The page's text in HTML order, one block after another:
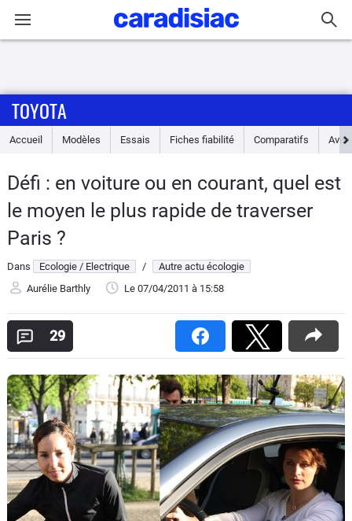
Accueil
Essais
Guide
d'achat
Electriques
Utilitaires
Flottes
Auto
Services
Forum
Moto
TOYOTA
Accueil Modèles Essais Fiches fiabilité Comparatifs Avis
Défi : en voiture ou en courant, quel est
le moyen le plus rapide de traverser
Paris ?
Dans Ecologie / Electrique /
Autre actu écologie
Aurélie Barthly
Le 07/04/2011 à 15:58
29